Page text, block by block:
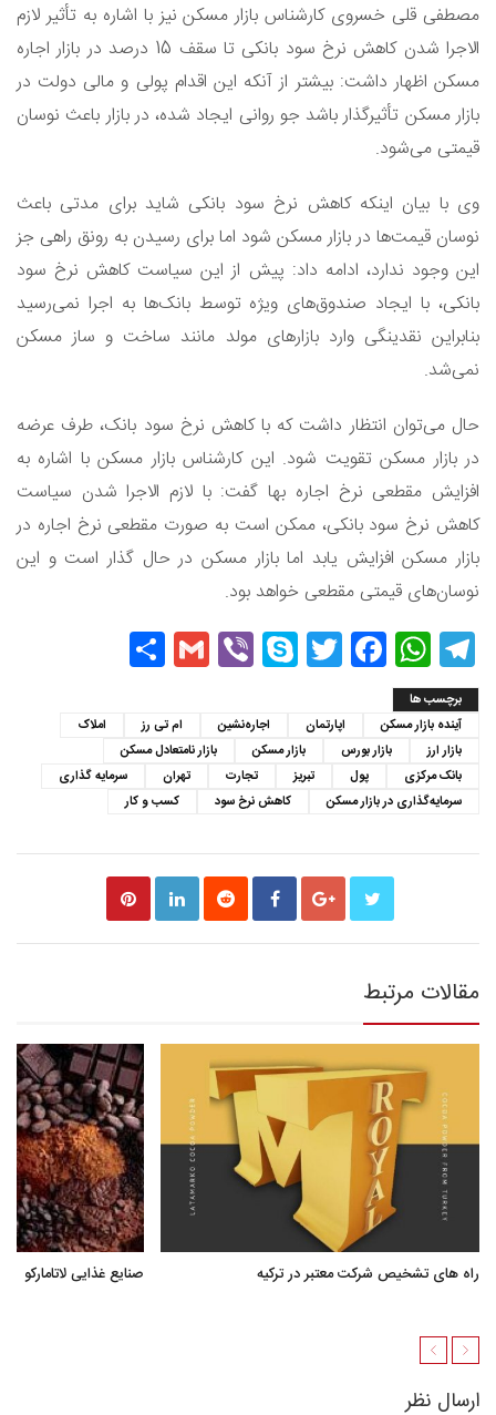
مصطفی قلی خسروی کارشناس بازار مسکن نیز با اشاره به تأثیر لازم
الاجرا شدن کاهش نرخ سود بانکی تا سقف 15 درصد در بازار اجاره
مسکن اظهار داشت: بیشتر از آنکه این اقدام پولی و مالی دولت در
بازار مسکن تأثیر‌گذار باشد جو روانی ایجاد شده، در بازار باعث نوسان
قیمتی می‌شود.
وی با بیان اینکه کاهش نرخ سود بانکی شاید برای مدتی باعث
نوسان قیمت‌ها در بازار مسکن شود اما برای رسیدن به رونق راهی جز
این وجود ندارد، ادامه داد: پیش از این سیاست کاهش نرخ سود
بانکی، با ایجاد صندوق‌های ویژه توسط بانک‌ها به اجرا نمی‌رسید
بنابراین نقدینگی وارد بازار‌های مولد مانند ساخت و ساز مسکن
نمی‌شد.
حال می‌توان انتظار داشت که با کاهش نرخ سود بانک، طرف عرضه
در بازار مسکن تقویت شود. این کارشناس بازار مسکن با اشاره به
افزایش مقطعی نرخ اجاره بها گفت: با لازم الاجرا شدن سیاست
کاهش نرخ سود بانکی، ممکن است به صورت مقطعی نرخ اجاره در
بازار مسکن افزایش یابد اما بازار مسکن در حال‌ گذار است و این
نوسان‌های قیمتی مقطعی خواهد بود.
Telegram
WhatsApp
Facebook
Twitter
Skype
Viber
Gmail
برچسب ها
آینده بازار مسکن
اپارتمان اجاره‌‌نشین‌ ام تی رز
املاک
بازار ارز
بازار بورس بازار مسکن
بازار نامتعادل مسکن
بانک مرکزی
پول تبریز تجارت تهران
سرمایه گذاری
سرمایه‌گذاری در بازار مسکن
کاهش نرخ سود کسب و کار
مقالات مرتبط
راه های تشخیص شرکت معتبر در ترکیه صنایع غذایی لاتامارکو
ارسال نظر